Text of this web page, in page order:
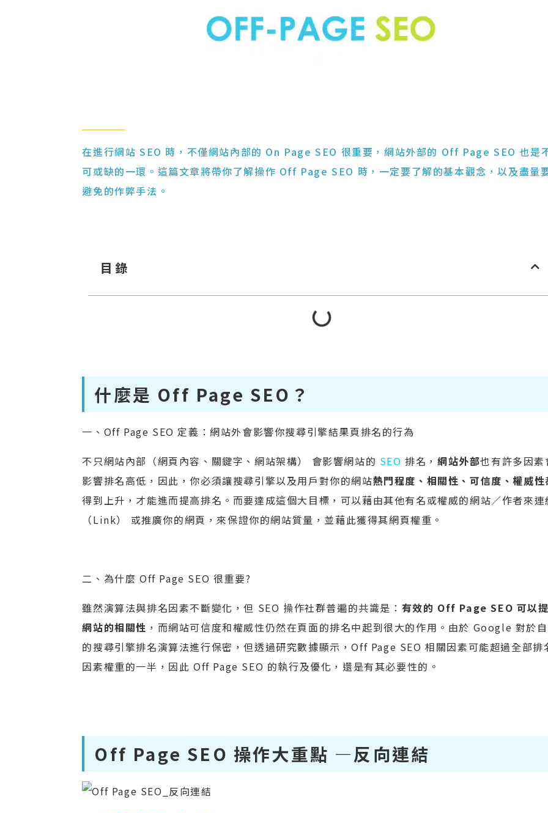
在進行網站 SEO 時，不僅網站內部的 On Page SEO 很重要，網站外部的 Off Page SEO 也是
可或缺的一環。這篇文章將帶你了解操作 Off Page SEO 時，一定要了解的基本觀念，以及盡量
避免的作弊手法。
目錄
什麼是 Off Page SEO？
一、Off Page SEO 定義：網站外會影響你搜尋引擎結果頁排名的行為
不只網站內部（網頁內容、關鍵字、網站架構） 會影響網站的 SEO 排名，網站外部也有許多因素
影響排名高低，因此，你必須讓搜尋引擎以及用戶對你的網站熱門程度、相關性、可信度、權威性
得到上升，才能進而提高排名。而要達成這個大目標，可以藉由其他有名或權威的網站／作者來連
（Link） 或推廣你的網頁，來保證你的網站質量，並藉此獲得其網頁權重。
二、為什麼 Off Page SEO 很重要?
雖然演算法與排名因素不斷變化，但 SEO 操作社群普遍的共識是： 有效的 Off Page SEO 可以
網站的相關性 ，而網站可信度和權威性仍然在頁面的排名中起到很大的作用。由於 Google 對於
的搜尋引擎排名演算法進行保密，但透過研究數據顯示，Off Page SEO 相關因素可能超過全部排
因素權重的一半，因此 Off Page SEO 的執行及優化，還是有其必要性的。
Off Page SEO 操作大重點 —反向連結